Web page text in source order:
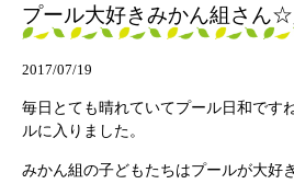
プール大好きみかん組さん
2017/07/19
毎日とても晴れていてプール日和です
ルに入りました。
みかん組の子どもたちはプールが大好